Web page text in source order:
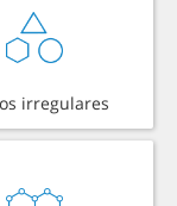
irregulares